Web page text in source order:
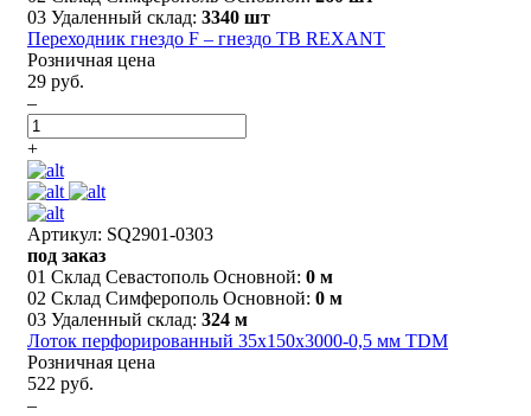
03 Удаленный склад: 3340 шт
Переходник гнездо F – гнездо ТВ REXANT
Розничная цена
29 руб.
–
+
Артикул: SQ2901-0303
под заказ
01 Склад Севастополь Основной: 0 м
02 Склад Симферополь Основной: 0 м
03 Удаленный склад: 324 м
Лоток перфорированный 35х150х3000-0,5 мм TDM
Розничная цена
522 руб.
–